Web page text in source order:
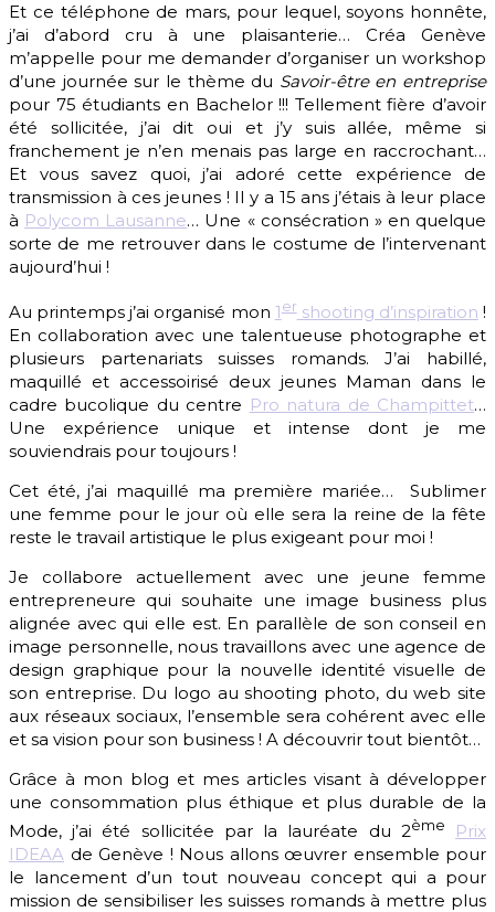
Et ce téléphone de mars, pour lequel, soyons honnête,
j’ai d’abord cru à une plaisanterie… Créa Genève
m’appelle pour me demander d’organiser un workshop
d’une journée sur le thème du Savoir-être en entreprise
pour 75 étudiants en Bachelor !!! Tellement fière d’avoir
été sollicitée, j’ai dit oui et j’y suis allée, même si
franchement je n’en menais pas large en raccrochant…
Et vous savez quoi, j’ai adoré cette expérience de
transmission à ces jeunes ! Il y a 15 ans j’étais à leur place
à Polycom Lausanne… Une « consécration » en quelque
sorte de me retrouver dans le costume de l’intervenant
aujourd’hui !
Au printemps j’ai organisé mon 1 ershooting d’inspiration !
En collaboration avec une talentueuse photographe et
plusieurs partenariats suisses romands. J’ai habillé,
maquillé et accessoirisé deux jeunes Maman dans le
cadre bucolique du centre Pro natura de Champittet…
Une expérience unique et intense dont je me
souviendrais pour toujours !
Cet été, j’ai maquillé ma première mariée… Sublimer
une femme pour le jour où elle sera la reine de la fête
reste le travail artistique le plus exigeant pour moi !
Je collabore actuellement avec une jeune femme
entrepreneure qui souhaite une image business plus
alignée avec qui elle est. En parallèle de son conseil en
image personnelle, nous travaillons avec une agence de
design graphique pour la nouvelle identité visuelle de
son entreprise. Du logo au shooting photo, du web site
aux réseaux sociaux, l’ensemble sera cohérent avec elle
et sa vision pour son business ! A découvrir tout bientôt…
Grâce à mon blog et mes articles visant à développer
une consommation plus éthique et plus durable de la
Mode, j’ai été sollicitée par la lauréate du 2ème
Prix
IDEAA de Genève ! Nous allons œuvrer ensemble pour
le lancement d’un tout nouveau concept qui a pour
mission de sensibiliser les suisses romands à mettre plus